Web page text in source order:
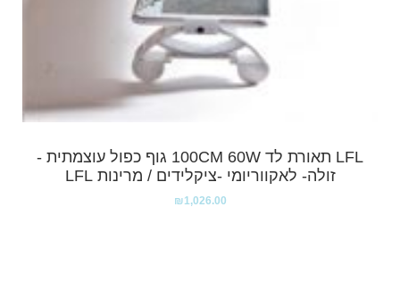
LFL תאורת לד 100CM 60W גוף כפול עוצמתית -
זולה- לאקווריומי -ציקלידים / מרינות LFL
₪1,026.00